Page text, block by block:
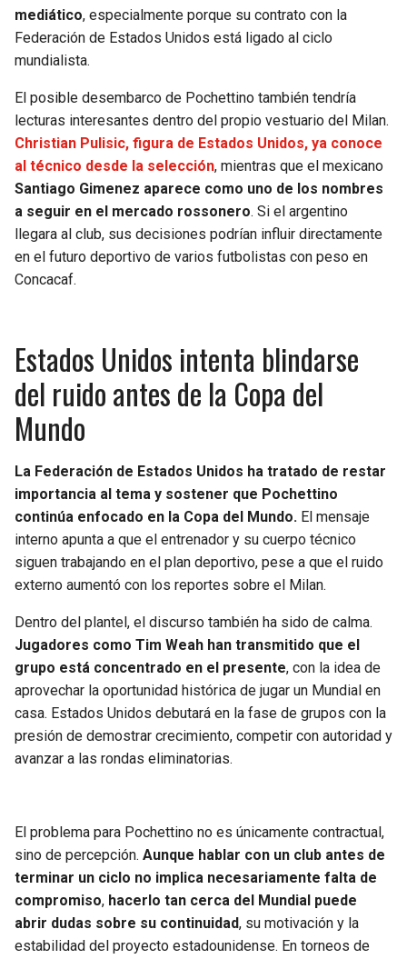
mediático, especialmente porque su contrato con la
Federación de Estados Unidos está ligado al ciclo
mundialista.
El posible desembarco de Pochettino también tendría
lecturas interesantes dentro del propio vestuario del Milan.
Christian Pulisic, figura de Estados Unidos, ya conoce
al técnico desde la selección, mientras que el mexicano
Santiago Gimenez aparece como uno de los nombres
a seguir en el mercado rossonero. Si el argentino
llegara al club, sus decisiones podrían influir directamente
en el futuro deportivo de varios futbolistas con peso en
Concacaf.
Estados Unidos intenta blindarse
del ruido antes de la Copa del
Mundo
La Federación de Estados Unidos ha tratado de restar
importancia al tema y sostener que Pochettino
continúa enfocado en la Copa del Mundo. El mensaje
interno apunta a que el entrenador y su cuerpo técnico
siguen trabajando en el plan deportivo, pese a que el ruido
externo aumentó con los reportes sobre el Milan.
Dentro del plantel, el discurso también ha sido de calma.
Jugadores como Tim Weah han transmitido que el
grupo está concentrado en el presente, con la idea de
aprovechar la oportunidad histórica de jugar un Mundial en
casa. Estados Unidos debutará en la fase de grupos con la
presión de demostrar crecimiento, competir con autoridad y
avanzar a las rondas eliminatorias.
El problema para Pochettino no es únicamente contractual,
sino de percepción. Aunque hablar con un club antes de
terminar un ciclo no implica necesariamente falta de
compromiso, hacerlo tan cerca del Mundial puede
abrir dudas sobre su continuidad, su motivación y la
estabilidad del proyecto estadounidense. En torneos de